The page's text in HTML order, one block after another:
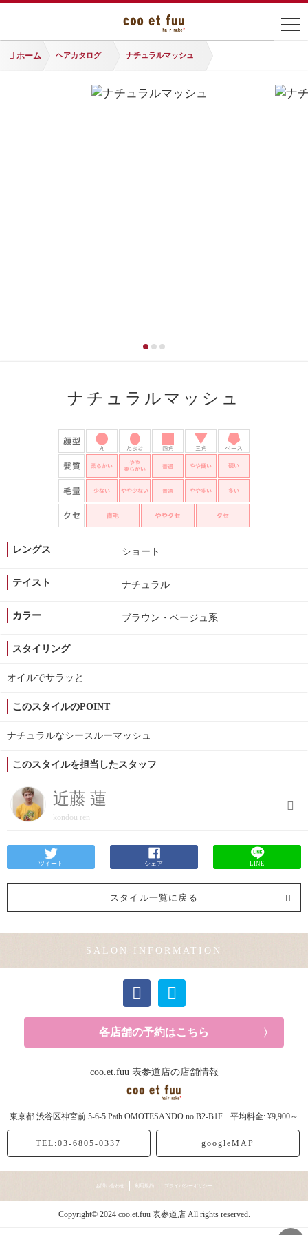
ホーム ヘアカタログ ナチュラルマッシュ
ナチュラルマッシュ
レングス ショート
テイスト ナチュラル
カラー ブラウン・ベージュ系
スタイリング
オイルでサラッと
このスタイルのPOINT
ナチュラルなシースルーマッシュ
このスタイルを担当したスタッフ
近藤 蓮
kondou ren
ツイート シェア LINE
スタイル一覧に戻る
SALON INFORMATION
各店舗の予約はこちら
coo.et.fuu 表参道店の店舗情報
東京都 渋谷区神宮前 5-6-5 Path OMOTESANDO no B2-B1F 平均料金: ¥9,900～
TEL:03-6805-0337 googleMAP
お問い合わせ 利用規約 プライバシーポリシー
Copyright© 2024 coo.et.fuu 表参道店 All rights reserved.